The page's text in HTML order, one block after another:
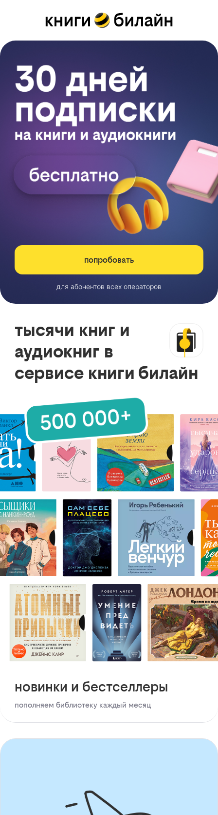
попробовать
для абонентов всех операторов
тысячи книг и
аудиокниг в
сервисе книги билайн
новинки и бестселлеры
пополняем библиотеку каждый месяц